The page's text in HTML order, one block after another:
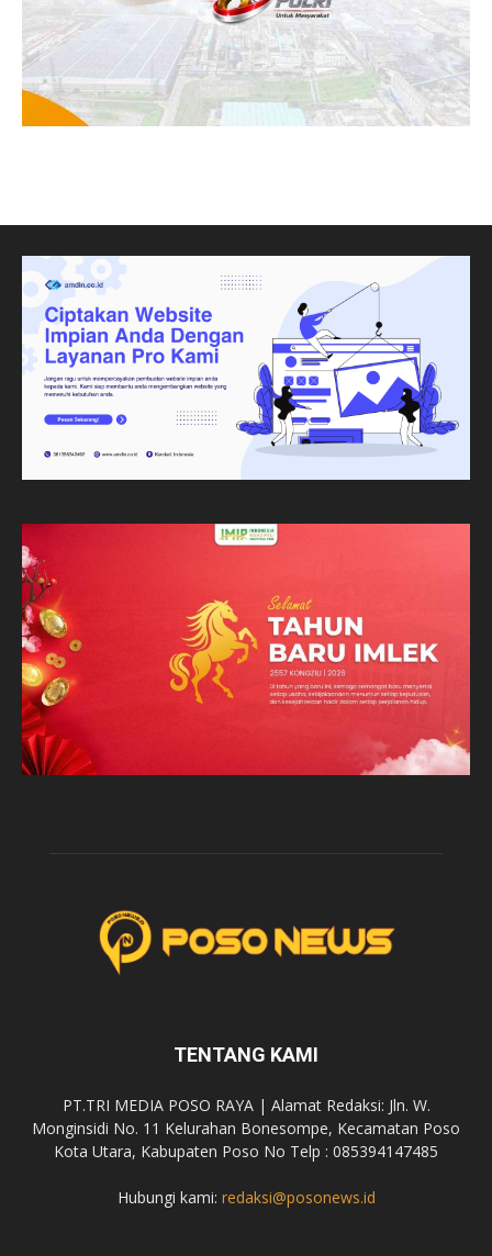
TENTANG KAMI
PT.TRI MEDIA POSO RAYA | Alamat Redaksi: Jln. W.
Monginsidi No. 11 Kelurahan Bonesompe, Kecamatan Poso
Kota Utara, Kabupaten Poso No Telp : 085394147485
Hubungi kami: redaksi@posonews.id